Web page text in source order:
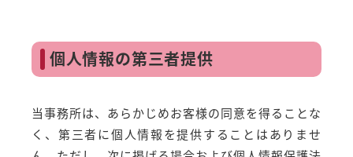
個人情報の第三者提供
当事務所は、あらかじめお客様の同意を得ることな
く、第三者に個人情報を提供することはありませ